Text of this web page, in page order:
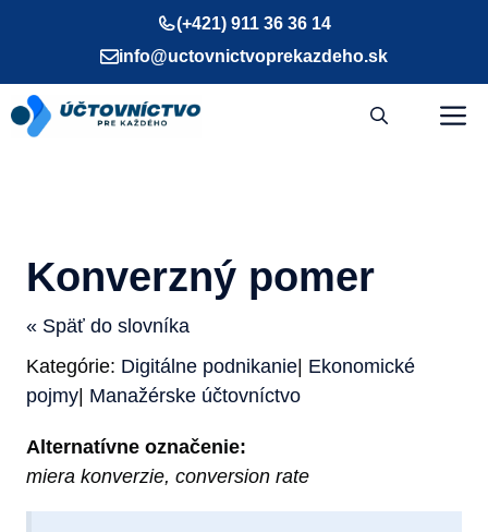
(+421) 911 36 36 14
info@uctovnictvoprekazdeho.sk
Konverzný pomer
« Späť do slovníka
Kategórie: Digitálne podnikanie| Ekonomické
pojmy| Manažérske účtovníctvo
Alternatívne označenie:
miera konverzie, conversion rate